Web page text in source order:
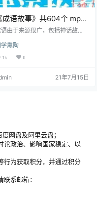
成语故事》共604个 mp3
频
语由于来源很广，包括神话故
等等，往往不能从字面上看出它
本意，只有知道它的来历，才能
语故事，用儿童化的语言，把2
：…
学熏陶
1k 0
21年7月15日
网盘及阿里云盘；
论政治、影响国家稳定、以
行为获取积分，并通过积分
系邮箱：